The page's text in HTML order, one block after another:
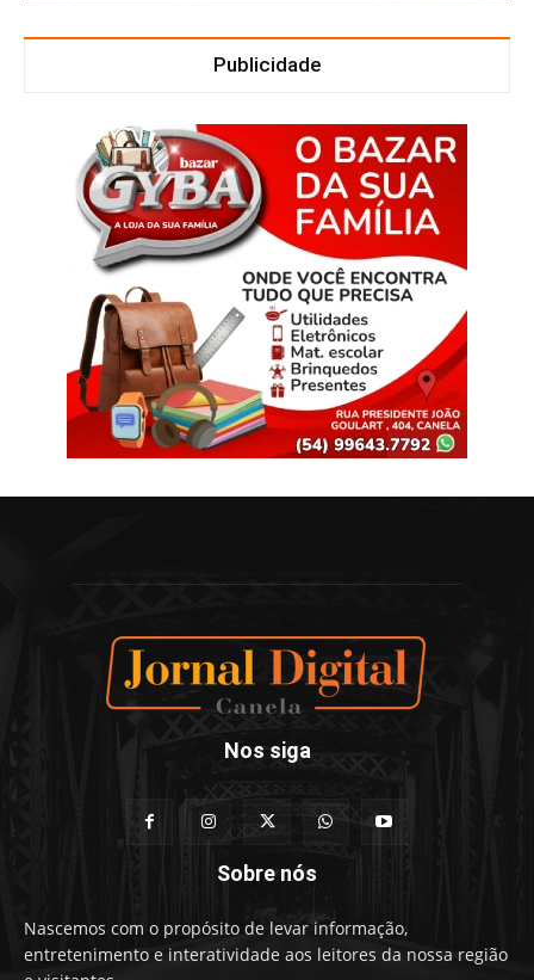
Publicidade
Nos siga
Sobre nós
Nascemos com o propósito de levar informação,
entretenimento e interatividade aos leitores da nossa região